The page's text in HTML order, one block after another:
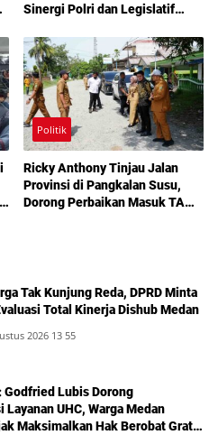
Sinergi Polri dan Legislatif
Politik
Ricky Anthony Tinjau Jalan
Provinsi di Pangkalan Susu,
Dorong Perbaikan Masuk TA
Tak Kunjung Reda, DPRD Minta
Total Kinerja Dishub Medan
2026 13 55
Godfried Lubis Dorong
UHC, Warga Medan
Maksimalkan Hak Berobat Gratis